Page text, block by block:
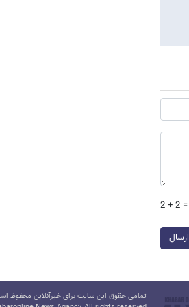
2 + 2 =
ارسال
تمامی حقوق این سایت برای خبرآنلاین محفوظ